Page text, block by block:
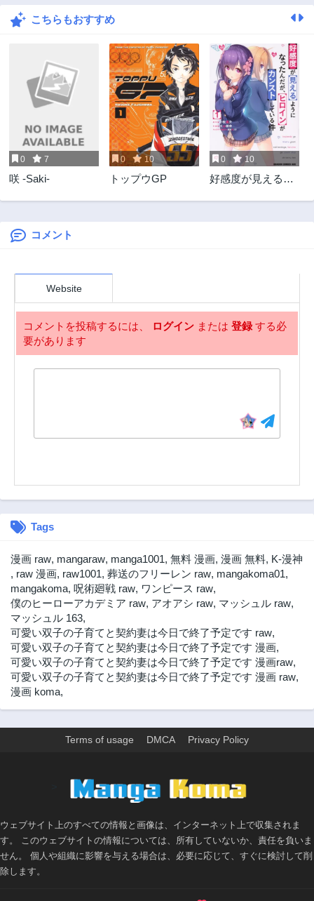
こちらもおすすめ
0 7
咲 -Saki-
0 10
トップウGP
0 10
好感度が見えるよ
ンストしている件
コメント
Website
コメントを投稿するには、 ログイン または 登録する必
要があります
Tags
漫画 raw, mangaraw, manga1001, 無料 漫画, 漫画 無料, K-漫神
, raw 漫画, raw1001, 葬送のフリーレン raw, mangakoma01,
mangakoma, 呪術廻戦 raw, ワンピース raw,
僕のヒーローアカデミア raw, アオアシ raw, マッシュル raw,
マッシュル 163,
可愛い双子の子育てと契約妻は今日で終了予定です raw,
可愛い双子の子育てと契約妻は今日で終了予定です 漫画,
可愛い双子の子育てと契約妻は今日で終了予定です 漫画raw,
可愛い双子の子育てと契約妻は今日で終了予定です 漫画 raw,
漫画 koma,
Terms of usage DMCA Privacy Policy
ウェブサイト上のすべての情報と画像は、インターネット上で収集されま
す。 このウェブサイトの情報については、所有していないか、責任を負いま
せん。 個人や組織に影響を与える場合は、必要に応じて、すぐに検討して削
除します。